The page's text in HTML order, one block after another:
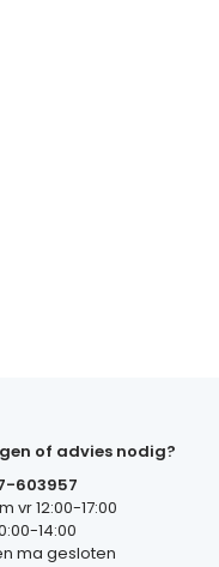
of advies nodig?
603957
vr 12:00-17:00
14:00
ma gesloten